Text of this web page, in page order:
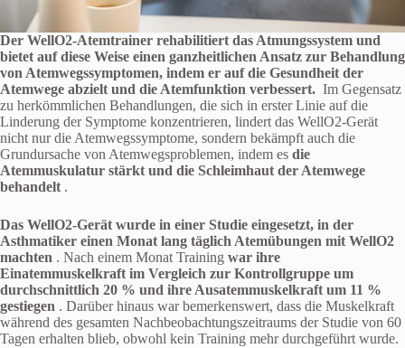
Der WellO2-Atemtrainer rehabilitiert das Atmungssystem und
bietet auf diese Weise einen ganzheitlichen Ansatz zur Behandlung
von Atemwegssymptomen, indem er auf die Gesundheit der
Atemwege abzielt und die Atemfunktion verbessert. Im Gegensatz
zu herkömmlichen Behandlungen, die sich in erster Linie auf die
Linderung der Symptome konzentrieren, lindert das WellO2-Gerät
nicht nur die Atemwegssymptome, sondern bekämpft auch die
Grundursache von Atemwegsproblemen, indem es die
Atemmuskulatur stärkt und die Schleimhaut der Atemwege
behandelt .
Das WellO2-Gerät wurde in einer Studie eingesetzt, in der
Asthmatiker einen Monat lang täglich Atemübungen mit WellO2
machten . Nach einem Monat Training war ihre
Einatemmuskelkraft im Vergleich zur Kontrollgruppe um
durchschnittlich 20 % und ihre Ausatemmuskelkraft um 11 %
gestiegen . Darüber hinaus war bemerkenswert, dass die Muskelkraft
während des gesamten Nachbeobachtungszeitraums der Studie von 60
Tagen erhalten blieb, obwohl kein Training mehr durchgeführt wurde.